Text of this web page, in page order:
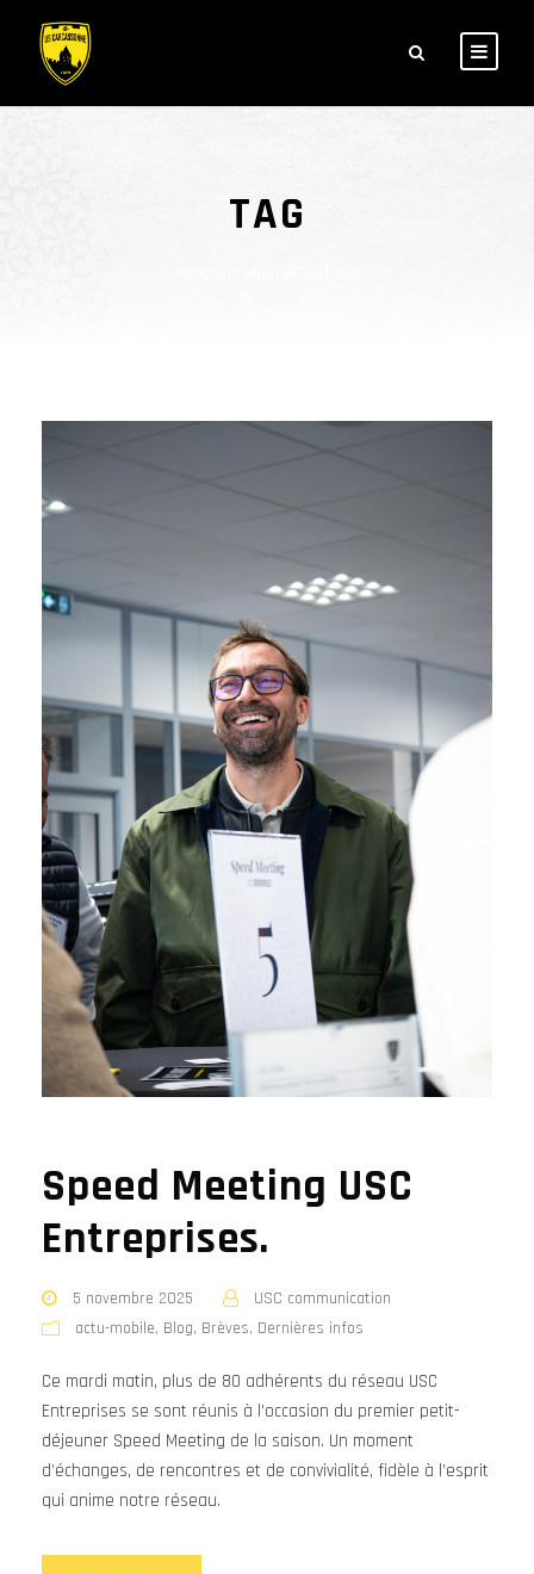
TAG
Speed Meeting USC
Entreprises.
5 novembre 2025
USC communication
actu-mobile, Blog, Brèves, Dernières infos
Ce mardi matin, plus de 80 adhérents du réseau USC
Entreprises se sont réunis à l’occasion du premier petit-
déjeuner Speed Meeting de la saison. Un moment
d’échanges, de rencontres et de convivialité, fidèle à l’esprit
qui anime notre réseau.